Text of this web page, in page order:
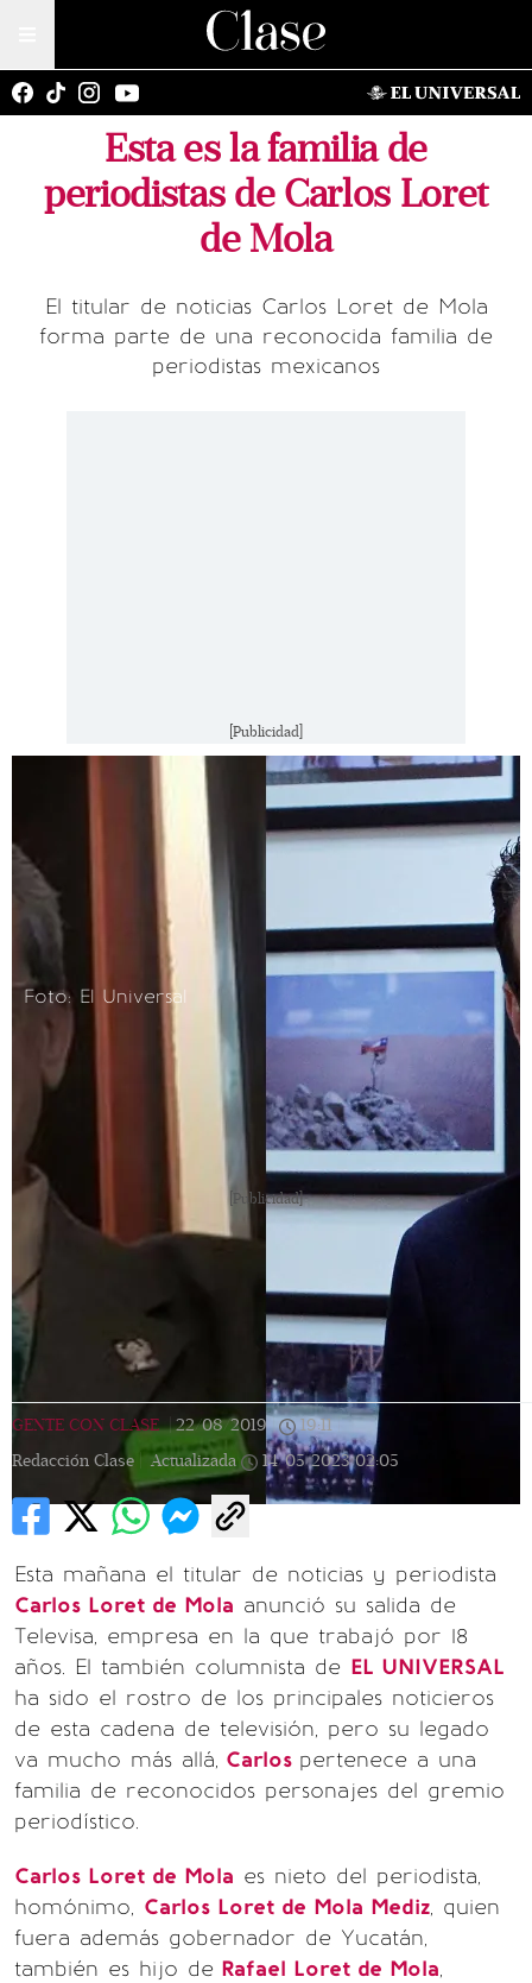
Esta es la familia de
periodistas de Carlos Loret
de Mola
El titular de noticias Carlos Loret de Mola
forma parte de una reconocida familia de
periodistas mexicanos
[Publicidad]
Foto: El Universal
[Publicidad]
GENTE CON CLASE | 22/08/2019 | 19:11 |
Redacción Clase |
Actualizada 14/05/2023 02:05
Esta mañana el titular de noticias y periodista
Carlos Loret de Mola anunció su salida de
Televisa, empresa en la que trabajó por 18
años. El también columnista de EL UNIVERSAL
ha sido el rostro de los principales noticieros
de esta cadena de televisión, pero su legado
va mucho más allá, Carlos pertenece a una
familia de reconocidos personajes del gremio
periodístico.
Carlos Loret de Mola es nieto del periodista,
homónimo, Carlos Loret de Mola Mediz, quien
fuera además gobernador de Yucatán,
también es hijo de Rafael Loret de Mola,